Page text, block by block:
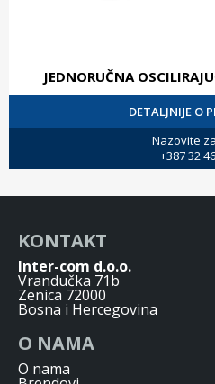
JEDNORUČNA
DETALJNIJE O
Nazovite
+387 32
KONTAKT
Inter-com d.o.o.
Vrandučka 71b
Zenica 72000
Bosna i Hercegovina
O NAMA
O nama